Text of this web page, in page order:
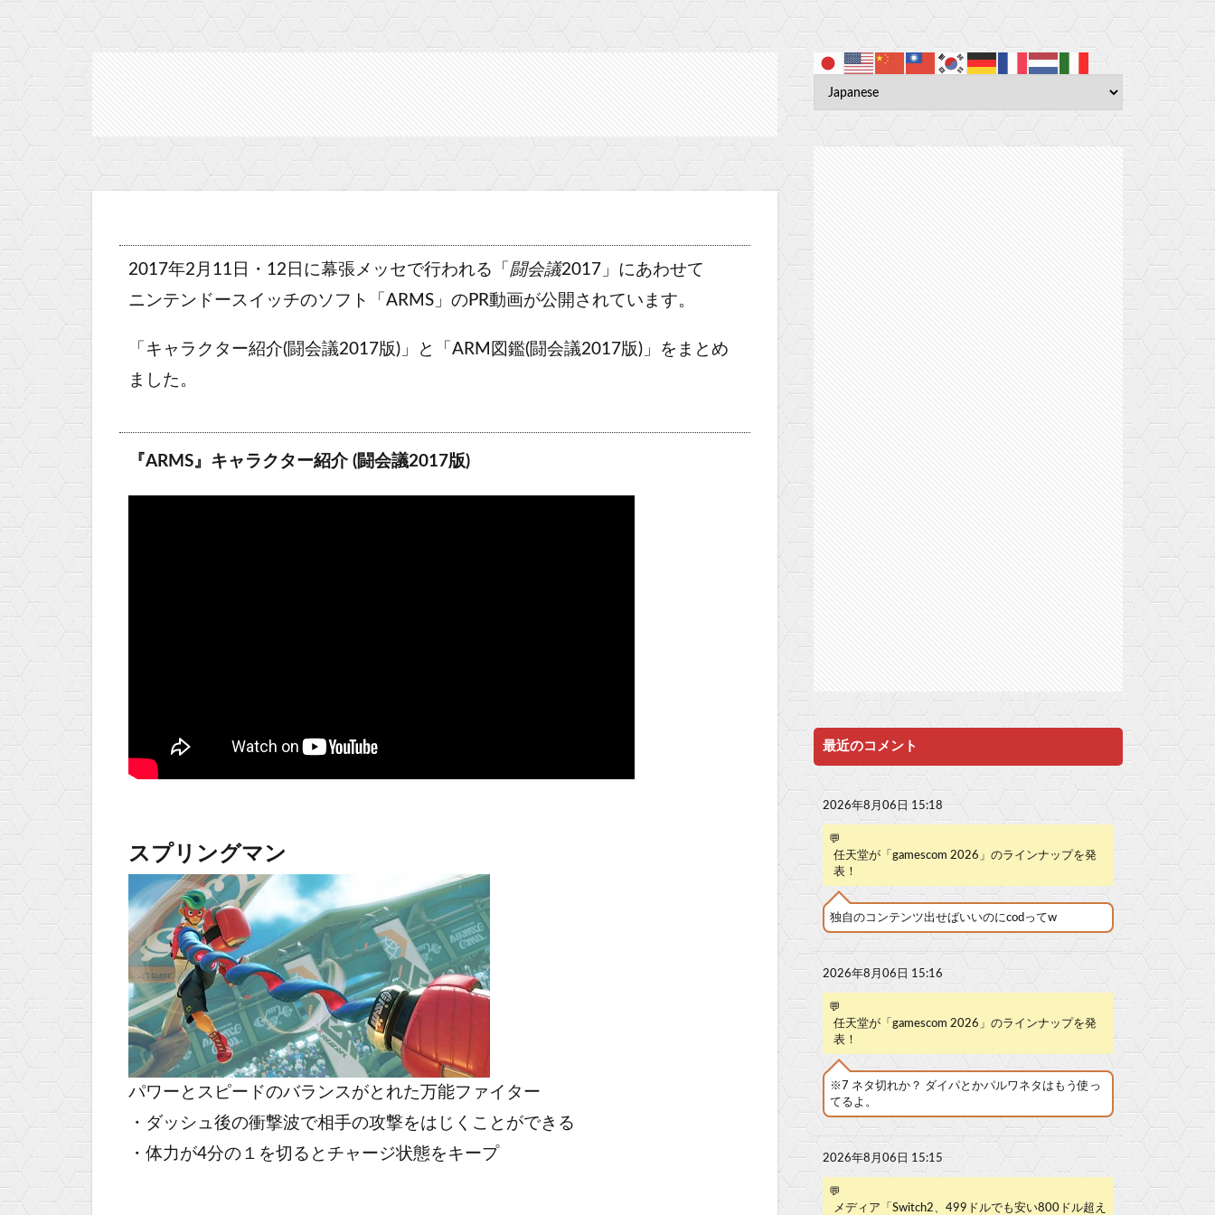
2017年2月11日・12日に幕張メッセで行われる「 闘会議2017」 にあわせて
ニンテンドースイッチのソフト「ARMS」のPR動画が公開されています。
「キャラクター紹介(闘会議2017版)」と「ARM図鑑(闘会議2017版)」をまとめ
ました。
『ARMS』キャラクター紹介 (闘会議2017版)
スプリングマン
パワーとスピードのバランスがとれた万能ファイター
・ダッシュ後の衝撃波で相手の攻撃をはじくことができる
・体力が4分の１を切るとチャージ状態をキープ
最近のコメント
2026年8月06日 15:18
💬
任天堂が「gamescom 2026」のラインナップを発
表！
独自のコンテンツ出せばいいのにcodってw
2026年8月06日 15:16
💬
任天堂が「gamescom 2026」のラインナップを発
表！
※7 ネタ切れか？ ダイパとかパルワネタはもう使っ
てるよ。
2026年8月06日 15:15
💬
メディア「Switch2、499ドルでも安い800ドル超え